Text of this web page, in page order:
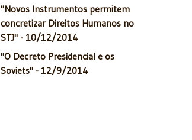
"Novos Instrumentos permitem
concretizar Direitos Humanos no
STJ" - 10/12/2014
"O Decreto Presidencial e os
Soviets" - 12/9/2014